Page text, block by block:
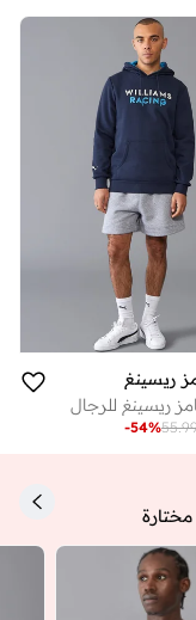
ريسينغ
ريسينغ للرجال
-54%